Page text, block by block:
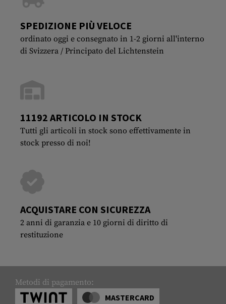
SPEDIZIONE PIÙ VELOCE
ordinato oggi e consegnato in 1-2 giorni all'interno
di Svizzera / Principato del Lichtenstein
11192 ARTICOLO IN STOCK
Tutti gli articoli in stock sono effettivamente in
stock presso di noi!
ACQUISTARE CON SICUREZZA
2 anni di garanzia e 10 giorni di diritto di
restituzione
Metodi di pagamento:
MASTERCARD